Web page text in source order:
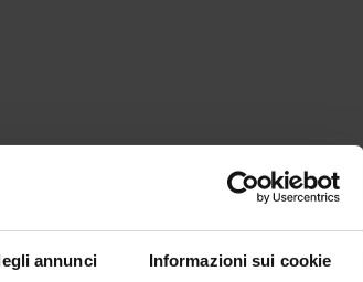
annunci Informazioni sui cookie